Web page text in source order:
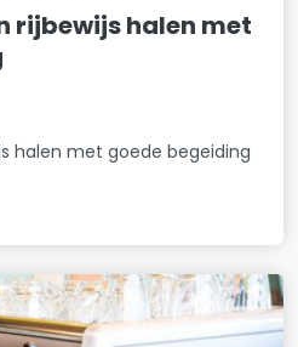
rijbewijs halen met
halen met goede begeiding